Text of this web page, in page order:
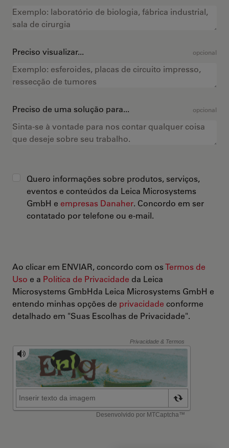
Preciso visualizar... opcional
Preciso de uma solução para... opcional
Quero informações sobre produtos, serviços,
eventos e conteúdos da Leica Microsystems
GmbH e empresas Danaher. Concordo em ser
contatado por telefone ou e-mail.
Ao clicar em ENVIAR, concordo com osTermos de
Uso e a Política de Privacidade da Leica
Microsystems GmbHda Leica Microsystems GmbH e
entendo minhas opções de privacidade conforme
detalhado em "Suas Escolhas de Privacidade".